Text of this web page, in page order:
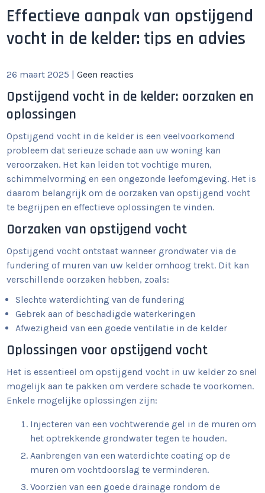
Effectieve aanpak van opstijgend
vocht in de kelder: tips en advies
26 maart 2025 |Geen reacties
Opstijgend vocht in de kelder: oorzaken en
oplossingen
Opstijgend vocht in de kelder is een veelvoorkomend
probleem dat serieuze schade aan uw woning kan
veroorzaken. Het kan leiden tot vochtige muren,
schimmelvorming en een ongezonde leefomgeving. Het is
daarom belangrijk om de oorzaken van opstijgend vocht
te begrijpen en effectieve oplossingen te vinden.
Oorzaken van opstijgend vocht
Opstijgend vocht ontstaat wanneer grondwater via de
fundering of muren van uw kelder omhoog trekt. Dit kan
verschillende oorzaken hebben, zoals:
Slechte waterdichting van de fundering
Gebrek aan of beschadigde waterkeringen
Afwezigheid van een goede ventilatie in de kelder
Oplossingen voor opstijgend vocht
Het is essentieel om opstijgend vocht in uw kelder zo snel
mogelijk aan te pakken om verdere schade te voorkomen.
Enkele mogelijke oplossingen zijn:
Injecteren van een vochtwerende gel in de muren om
het optrekkende grondwater tegen te houden.
Aanbrengen van een waterdichte coating op de
muren om vochtdoorslag te verminderen.
Voorzien van een goede drainage rondom de